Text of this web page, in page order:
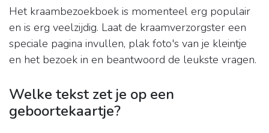
Het kraambezoekboek is momenteel erg populair
en is erg veelzijdig. Laat de kraamverzorgster een
speciale pagina invullen, plak foto's van je kleintje
en het bezoek in en beantwoord de leukste vragen.
Welke tekst zet je op een
geboortekaartje?